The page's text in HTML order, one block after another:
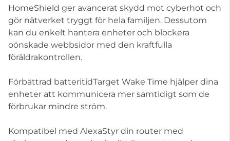
HomeShield ger avancerat skydd mot cyberhot och
gör nätverket tryggt för hela familjen. Dessutom
kan du enkelt hantera enheter och blockera
oönskade webbsidor med den kraftfulla
föräldrakontrollen.
Förbättrad batteritidTarget Wake Time hjälper dina
enheter att kommunicera mer samtidigt som de
förbrukar mindre ström.
Kompatibel med AlexaStyr din router med